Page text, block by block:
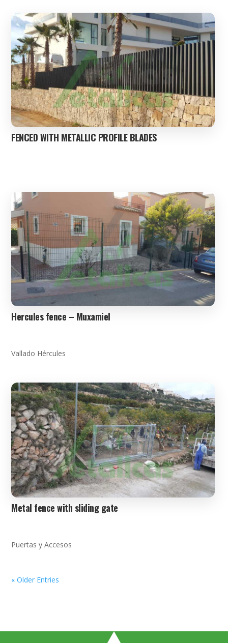
FENCED WITH METALLIC PROFILE BLADES
Hercules fence – Muxamiel
Vallado Hércules
Metal fence with sliding gate
Puertas y Accesos
« Older Entries